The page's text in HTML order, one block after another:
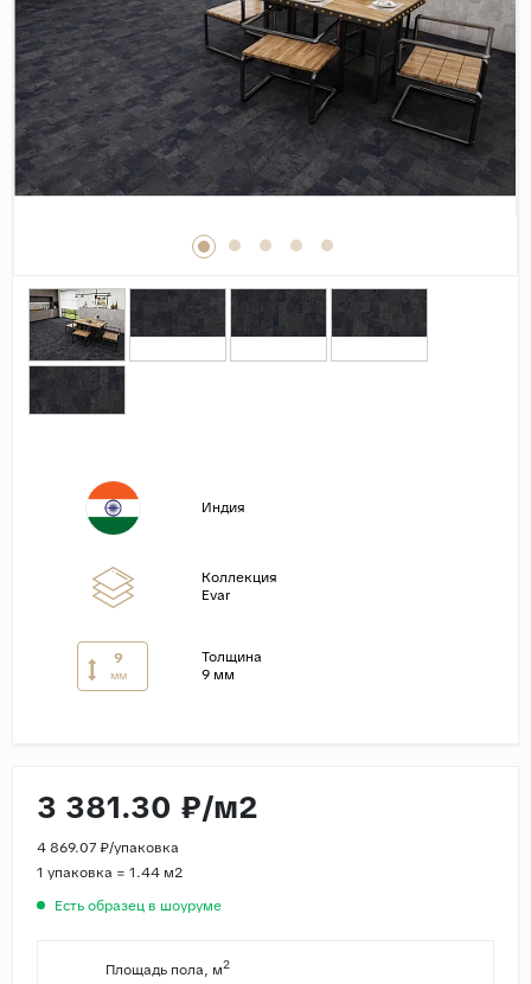
Дерево
Камень
Оникс
Бетон
Декор
Полированная
Матовая
Индия
Коллекция
Evar
9
мм
Толщина
9 мм
3 381.30 ₽/м2
4 869.07 ₽/упаковка
1 упаковка = 1.44 м2
Есть образец в шоуруме
Площадь пола, м2